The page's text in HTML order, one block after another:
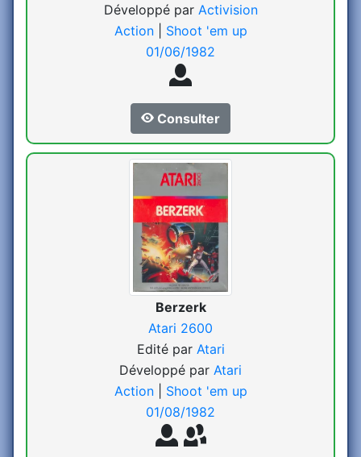
Développé par Activision
Action
Shoot 'em up
01/06/1982
Consulter
Berzerk
Atari 2600
Edité par Atari
Développé par Atari
Action
Shoot 'em up
01/08/1982